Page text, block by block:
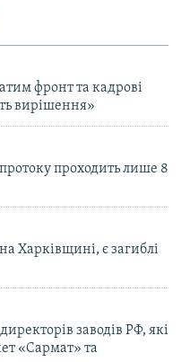
фронт та кадрові
вирішення»
проходить лише 8
Харківщині, є загиблі
заводів РФ, які
«Сармат» та